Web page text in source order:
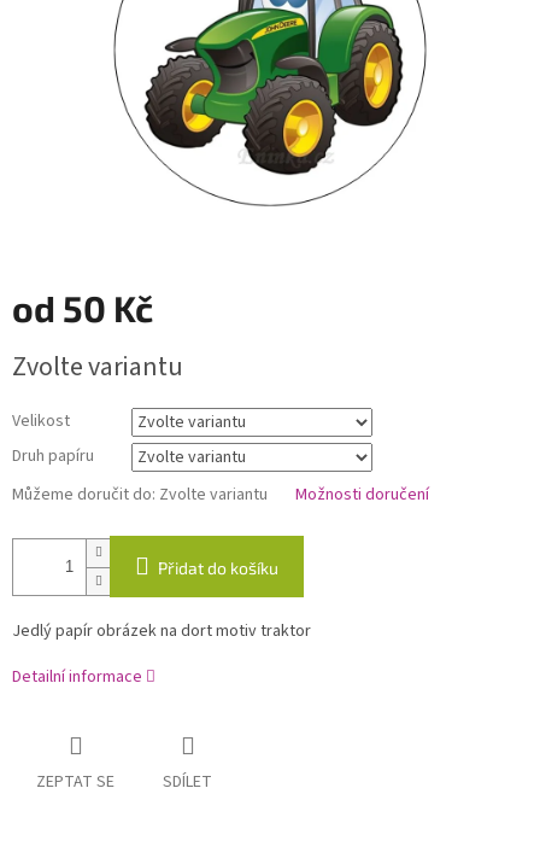
od 50 Kč
cena:
Zvolte variantu
Velikost
Druh papíru
Můžeme doručit do: Zvolte variantu Možnosti doručení
Přidat do košíku
Jedlý papír obrázek na dort motiv traktor
Detailní informace
ZEPTAT SE SDÍLET